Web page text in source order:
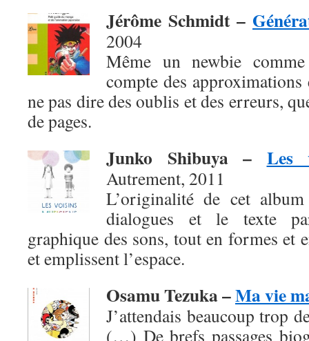
Jérôme Schmidt –
2004
Même un newbie
compte des
ne pas dire des oublis et des erreurs,
de pages.
Junko Shibuya– Les
Autrement, 2011
L’originalité de cet
dialogues et le texte
graphique des sons, tout en formes et
et emplissent l’espace.
Osamu Tezuka –Ma vie
J’attendais beaucoup trop
(…) De brefs passages